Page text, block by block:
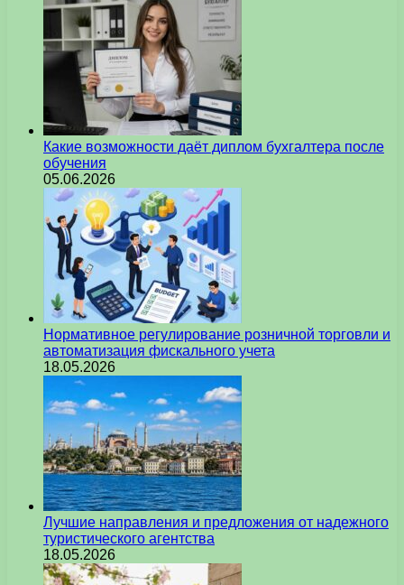
Какие возможности даёт диплом бухгалтера после
обучения
05.06.2026
Нормативное регулирование розничной торговли и
автоматизация фискального учета
18.05.2026
Лучшие направления и предложения от надежного
туристического агентства
18.05.2026